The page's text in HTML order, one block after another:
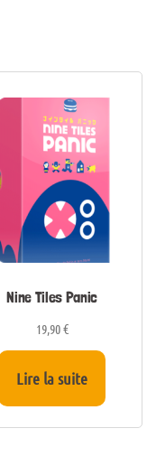
Nine Tiles Panic
19,90€
Lire la suite